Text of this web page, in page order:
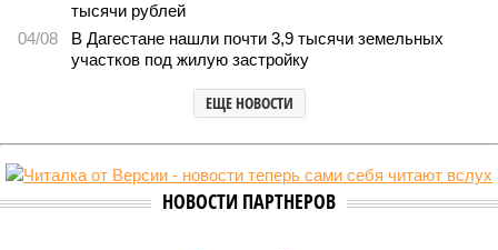
тысячи рублей
04/08
В Дагестане нашли почти 3,9 тысячи земельных
участков под жилую застройку
ЕЩЕ НОВОСТИ
НОВОСТИ ПАРТНЕРОВ